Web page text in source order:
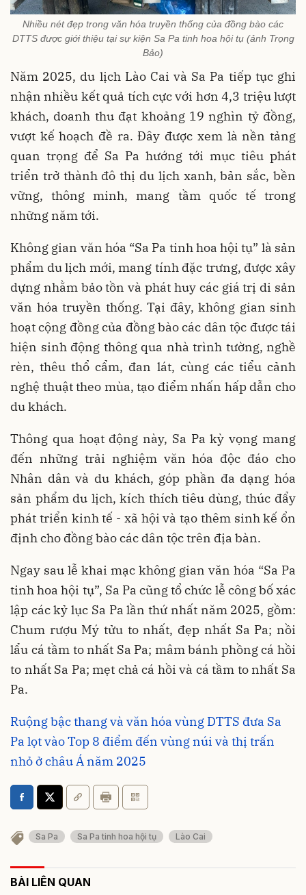
Nhiều nét đẹp trong văn hóa truyền thống của đồng bào các
DTTS được giới thiệu tại sự kiện Sa Pa tinh hoa hội tụ (ảnh Trọng
Bảo)
Năm 2025, du lịch Lào Cai và Sa Pa tiếp tục ghi
nhận nhiều kết quả tích cực với hơn 4,3 triệu lượt
khách, doanh thu đạt khoảng 19 nghìn tỷ đồng,
vượt kế hoạch đề ra. Đây được xem là nền tảng
quan trọng để Sa Pa hướng tới mục tiêu phát
triển trở thành đô thị du lịch xanh, bản sắc, bền
vững, thông minh, mang tầm quốc tế trong
những năm tới.
Không gian văn hóa “Sa Pa tinh hoa hội tụ” là sản
phẩm du lịch mới, mang tính đặc trưng, được xây
dựng nhằm bảo tồn và phát huy các giá trị di sản
văn hóa truyền thống. Tại đây, không gian sinh
hoạt cộng đồng của đồng bào các dân tộc được tái
hiện sinh động thông qua nhà trình tường, nghề
rèn, thêu thổ cẩm, đan lát, cùng các tiểu cảnh
nghệ thuật theo mùa, tạo điểm nhấn hấp dẫn cho
du khách.
Thông qua hoạt động này, Sa Pa kỳ vọng mang
đến những trải nghiệm văn hóa độc đáo cho
Nhân dân và du khách, góp phần đa dạng hóa
sản phẩm du lịch, kích thích tiêu dùng, thúc đẩy
phát triển kinh tế - xã hội và tạo thêm sinh kế ổn
định cho đồng bào các dân tộc trên địa bàn.
Ngay sau lễ khai mạc không gian văn hóa “Sa Pa
tinh hoa hội tụ”, Sa Pa cũng tổ chức lễ công bố xác
lập các kỷ lục Sa Pa lần thứ nhất năm 2025, gồm:
Chum rượu Mý tửu to nhất, đẹp nhất Sa Pa; nồi
lẩu cá tầm to nhất Sa Pa; mâm bánh phồng cá hồi
to nhất Sa Pa; mẹt chả cá hồi và cá tầm to nhất Sa
Pa.
Ruộng bậc thang và văn hóa vùng DTTS đưa Sa
Pa lọt vào Top 8 điểm đến vùng núi và thị trấn
nhỏ ở châu Á năm 2025
Sa Pa Sa Pa tinh hoa hội tụ Lào Cai
BÀI LIÊN QUAN